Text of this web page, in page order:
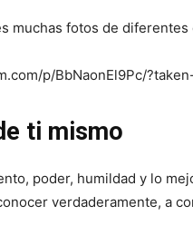
muchas fotos de
p/BbNaonEl9Pc/
ti mismo
poder, humildad y lo
verdaderamente, a